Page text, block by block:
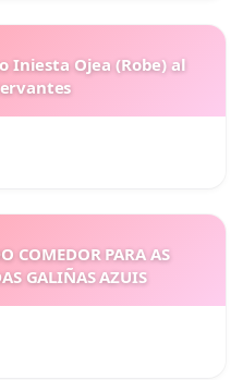
Iniesta Ojea (Robe) al
COMEDOR PARA AS
GALIÑAS AZUIS